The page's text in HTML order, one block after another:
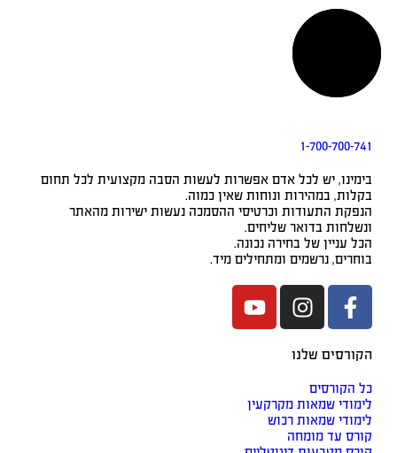
1-700-700-741
בימינו, יש לכל אדם אפשרות לעשות הסבה מקצועית לכל תחום
בקלות, במהירות ונוחות שאין כמוה.
הנפקת התעודות וכרטיסי ההסמכה נעשות ישירות מהאתר
ונשלחות בדואר שליחים.
הכל עניין של בחירה נכונה.
בוחרים, נרשמים ומתחילים מיד.
הקורסים שלנו
כל הקורסים
לימודי שמאות מקרקעין
לימודי שמאות רכוש
קורס עד מומחה